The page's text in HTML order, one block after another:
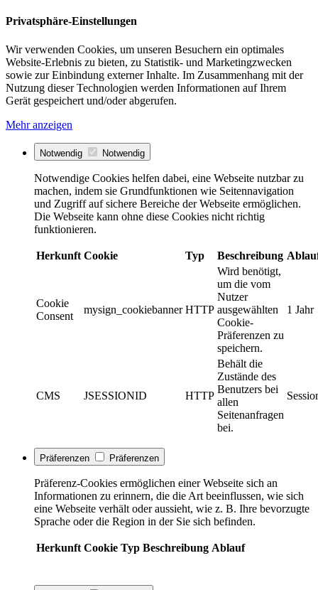
Privatsphäre-Einstellungen
Wir verwenden Cookies, um unseren Besuchern ein optimales
Website-Erlebnis zu bieten, zu Statistik- und Marketingzwecken
sowie zur Einbindung externer Inhalte. Im Zusammenhang mit der
Nutzung dieser Technologien werden Informationen auf Ihrem
Gerät gespeichert und/oder abgerufen.
Mehr anzeigen
Notwendig Notwendig
Notwendige Cookies helfen dabei, eine Webseite nutzbar zu
machen, indem sie Grundfunktionen wie Seitennavigation
und Zugriff auf sichere Bereiche der Webseite ermöglichen.
Die Webseite kann ohne diese Cookies nicht richtig
funktionieren.
Herkunft Cookie Typ Beschreibung
Cookie
Consent
mysign_cookiebanner HTTP
Wird benötigt,
um die vom
Nutzer
ausgewählten
Cookie-
Präferenzen zu
speichern.
1 Jahr
CMS JSESSIONID HTTP
Behält die
Zustände des
Benutzers bei
allen
Seitenanfragen
bei.
Präferenzen Präferenzen
Präferenz-Cookies ermöglichen einer Webseite sich an
Informationen zu erinnern, die die Art beeinflussen, wie sich
eine Webseite verhält oder aussieht, wie z. B. Ihre bevorzugte
Sprache oder die Region in der Sie sich befinden.
Herkunft Cookie Typ Beschreibung Ablauf